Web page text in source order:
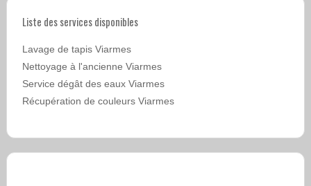
Liste des services disponibles
Lavage de tapis Viarmes
Nettoyage à l'ancienne Viarmes
Service dégât des eaux Viarmes
Récupération de couleurs Viarmes